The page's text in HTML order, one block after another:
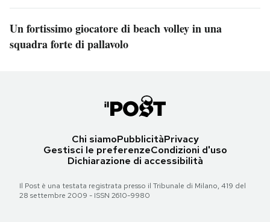
Un fortissimo giocatore di beach volley in una
squadra forte di pallavolo
Chi siamoPubblicitàPrivacy
Gestisci le preferenzeCondizioni d'uso
Dichiarazione di accessibilità
Il Post è una testata registrata presso il Tribunale di Milano, 419 del
28 settembre 2009 - ISSN 2610-9980